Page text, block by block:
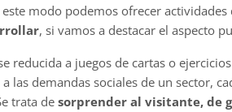
modo podemos ofrecer
, si vamos a destacar el aspecto
reducida a juegos de cartas o
las demandas sociales de un sector,
trata de sorprender al visitante, de